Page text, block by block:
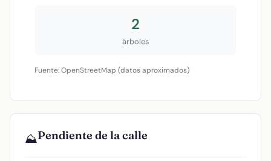
2
árboles
Fuente: OpenStreetMap (datos aproximados)
⛰️Pendiente de la calle